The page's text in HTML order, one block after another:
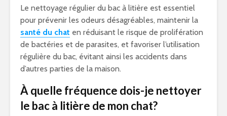
Le nettoyage régulier du bac à litière est essentiel
pour prévenir les odeurs désagréables, maintenir la
santé du chat en réduisant le risque de prolifération
de bactéries et de parasites, et favoriser l’utilisation
régulière du bac, évitant ainsi les accidents dans
d’autres parties de la maison.
À quelle fréquence dois-je nettoyer
le bac à litière de mon chat?